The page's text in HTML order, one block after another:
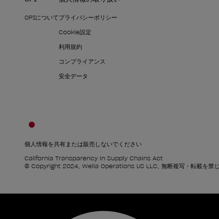
OPIについてプライバシーポリシー
Cookie設定
利用規約
コンプライアンス
安全データ
個人情報を共有または販売しないでください
California Transparency in Supply Chains Act
© Copyright 2024, Wella Operations US LLC, 無断複写・転載を禁じ